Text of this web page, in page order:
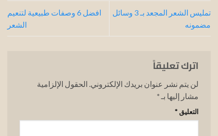
تمليس الشعر المجعد بـ 3 وسائل
مضمونه
افضل 6 وصفات طبيعية لتنعيم
الشعر
اترك تعليقاً
لن يتم نشر عنوان بريدك الإلكتروني. الحقول الإلزامية
مشار إليها بـ*
التعليق *